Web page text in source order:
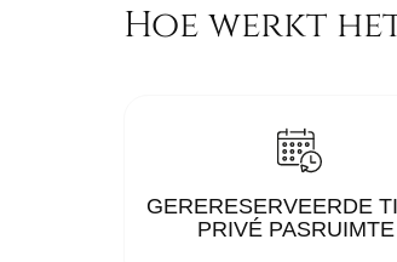
Hoe werkt
GERERESERVEERDE
PRIVÉ PASRUIMTE